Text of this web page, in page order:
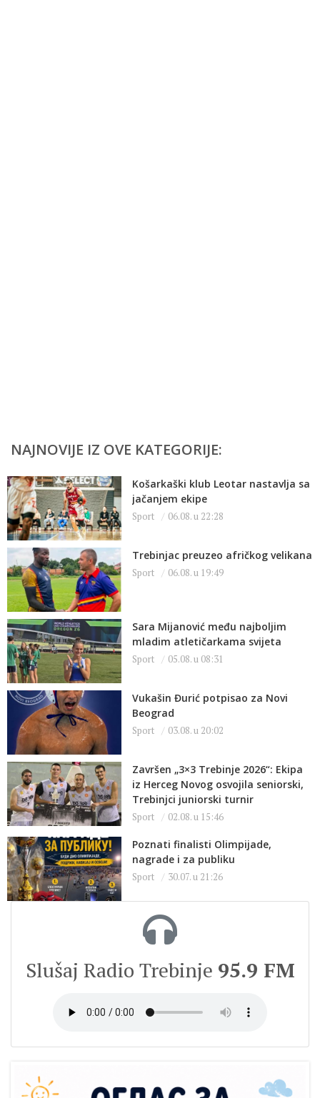
NAJNOVIJE IZ OVE KATEGORIJE:
Košarkaški klub Leotar nastavlja sa
jačanjem ekipe
Sport 06.08. u 22:28
Trebinjac preuzeo afričkog velikana
Sport 06.08. u 19:49
Sara Mijanović među najboljim
mladim atletičarkama svijeta
Sport 05.08. u 08:31
Vukašin Đurić potpisao za Novi
Beograd
Sport 03.08. u 20:02
Završen „3×3 Trebinje 2026“: Ekipa
iz Herceg Novog osvojila seniorski,
Trebinjci juniorski turnir
Sport 02.08. u 15:46
Poznati finalisti Olimpijade,
nagrade i za publiku
Sport 30.07. u 21:26
Slušaj Radio Trebinje 95.9 FM